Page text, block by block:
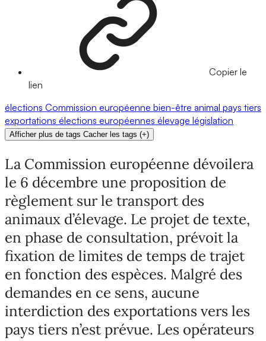
Copier le
lien
élections Commission européenne bien-être animal pays tiers
exportations élections européennes élevage législation
Afficher plus de tags Cacher les tags (+)
La Commission européenne dévoilera
le 6 décembre une proposition de
règlement sur le transport des
animaux d’élevage. Le projet de texte,
en phase de consultation, prévoit la
fixation de limites de temps de trajet
en fonction des espèces. Malgré des
demandes en ce sens, aucune
interdiction des exportations vers les
pays tiers n’est prévue. Les opérateurs